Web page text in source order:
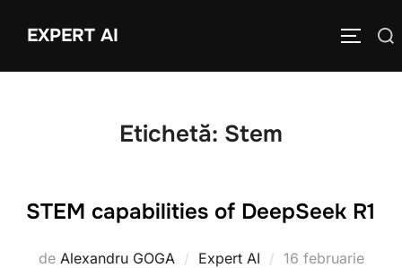
EXPERT AI
Caută
Etichetă: Stem
STEM capabilities of DeepSeek R1
de Alexandru GOGA Expert AI
Publicat
16 februarie